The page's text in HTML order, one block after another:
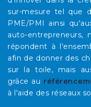
sur-mesure tel que
PME/PMI ainsi
auto-entrepreneurs,
répondent à
afin de donner des
sur la toile, mais
grâce au
à l'aide des réseaux